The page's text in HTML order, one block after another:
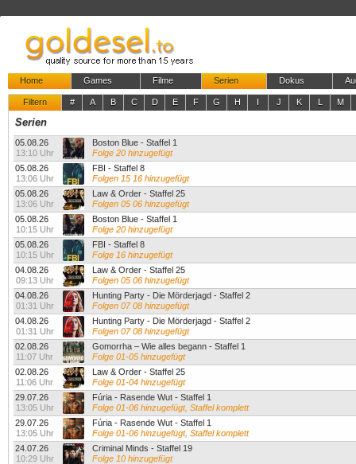
Home Games Filme Serien Dokus
Filtern # A B C D E F G H I J K L M
Serien
05.08.26
13:10 Uhr
Boston Blue - Staffel 1
Folge 20 hinzugefügt
05.08.26
13:06 Uhr
FBI - Staffel 8
Folgen 15 16 hinzugefügt
05.08.26
13:06 Uhr
Law & Order - Staffel 25
Folgen 05 06 hinzugefügt
05.08.26
10:15 Uhr
Boston Blue - Staffel 1
Folge 20 hinzugefügt
05.08.26
10:15 Uhr
FBI - Staffel 8
Folge 16 hinzugefügt
04.08.26
09:13 Uhr
Law & Order - Staffel 25
Folgen 05 06 hinzugefügt
04.08.26
01:31 Uhr
Hunting Party - Die Mörderjagd - Staffel 2
Folgen 07 08 hinzugefügt
04.08.26
01:31 Uhr
Hunting Party - Die Mörderjagd - Staffel 2
Folgen 07 08 hinzugefügt
02.08.26
11:07 Uhr
Gomorrha – Wie alles begann - Staffel 1
Folge 01-05 hinzugefügt
02.08.26
11:06 Uhr
Law & Order - Staffel 25
Folge 01-04 hinzugefügt
29.07.26
13:05 Uhr
Fúria - Rasende Wut - Staffel 1
Folge 01-06 hinzugefügt, Staffel komplett
29.07.26
13:05 Uhr
Fúria - Rasende Wut - Staffel 1
Folge 01-06 hinzugefügt, Staffel komplett
24.07.26
10:29 Uhr
Criminal Minds - Staffel 19
Folge 10 hinzugefügt